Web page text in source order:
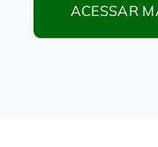
ACESSAR